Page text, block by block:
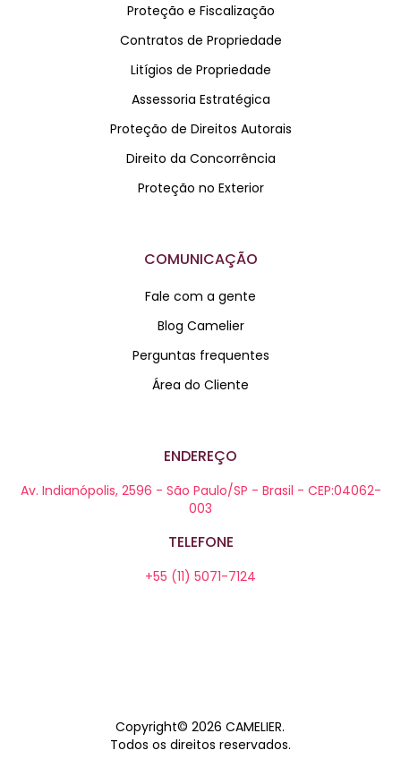
Proteção e Fiscalização
Contratos de Propriedade
Litígios de Propriedade
Assessoria Estratégica
Proteção de Direitos Autorais
Direito da Concorrência
Proteção no Exterior
COMUNICAÇÃO
Fale com a gente
Blog Camelier
Perguntas frequentes
Área do Cliente
ENDEREÇO
Av. Indianópolis, 2596 - São Paulo/SP - Brasil - CEP:04062-
003
TELEFONE
+55 (11) 5071-7124
Copyright© 2026CAMELIER.
Todos os direitos reservados.